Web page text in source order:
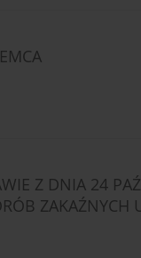
Z DNIA 24
ZAKAŹNYCH